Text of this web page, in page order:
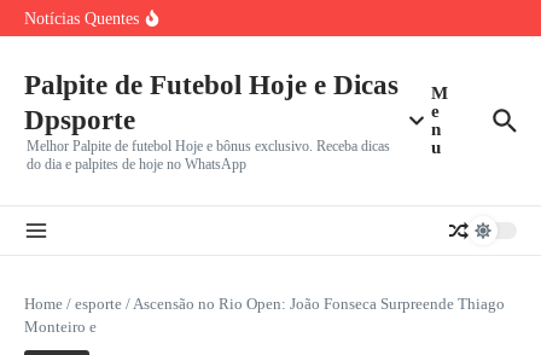
Ir para o conteúdo
Notícias Quentes
Montreal
Iniciam Caminhada na
Vini Jr. Apaga Tudo do Instagram e Recusa Proposta do
Palpite de Futebol Hoje e Dicas
Dpsporte
Melhor Palpite de futebol Hoje e bônus exclusivo. Receba dicas
do dia e palpites de hoje no WhatsApp
M
e
n
u
Home / esporte /Ascensão no Rio Open: João Fonseca Surpreende Thiago
Monteiro e